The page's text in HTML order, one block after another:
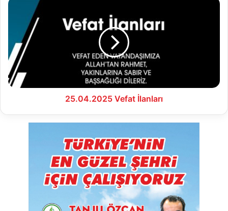
25.04.2025 Vefat İlanları